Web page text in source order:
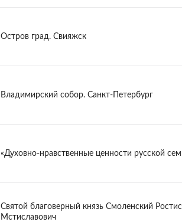
Остров град. Свияжск
Владимирский собор. Санкт-Петербург
«Духовно-нравственные ценности русской
Святой благоверный князь Смоленский
Мстиславович